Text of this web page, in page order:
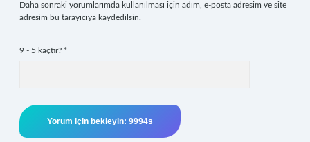
Daha sonraki yorumlarımda kullanılması için adım, e-posta adresim ve site
adresim bu tarayıcıya kaydedilsin.
9 - 5 kaçtır? *